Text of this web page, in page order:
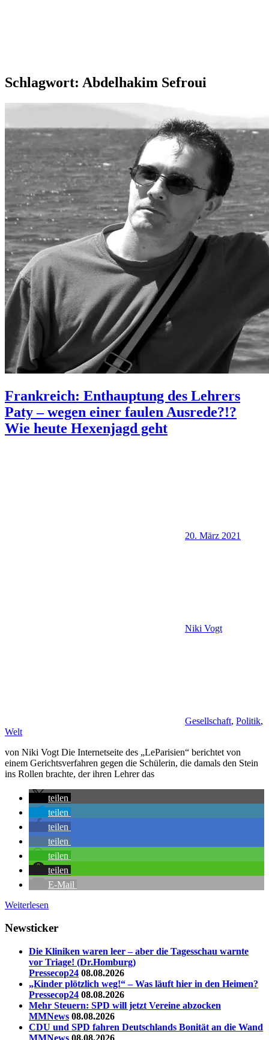
Schlagwort: Abdelhakim Sefroui
Frankreich: Enthauptung des Lehrers
Paty – wegen einer faulen Ausrede?!?
Wie heute Hexenjagd geht
20. März 2021
Niki Vogt
Gesellschaft, Politik,
Welt
von Niki Vogt Die Internetseite des „LeParisien“ berichtet von
einem Gerichtsverfahren gegen die Schülerin, die damals den Stein
ins Rollen brachte, der ihren Lehrer das
teilen
teilen
teilen
teilen
teilen
teilen
E-Mail
Weiterlesen
Newsticker
Die Kliniken waren leer – aber die Tagesschau warnte
vor Triage! (Dr.Homburg)
Pressecop24 08.08.2026
„Kinder plötzlich weg!“ – Was läuft hier in den Heimen?
Pressecop24 08.08.2026
Mehr Steuern: SPD will jetzt Vereine abzocken
MMNews 08.08.2026
CDU und SPD fahren Deutschlands Bonität an die Wand
MMNews 08.08.2026